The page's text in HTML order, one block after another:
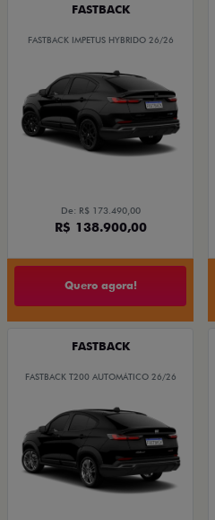
FASTBACK
FASTBACK IMPETUS HYBRIDO 26/26
De: R$ 173.490,00
R$ 138.900,00
Quero agora!
FASTBACK
FASTBACK T200 AUTOMÁTICO 26/26